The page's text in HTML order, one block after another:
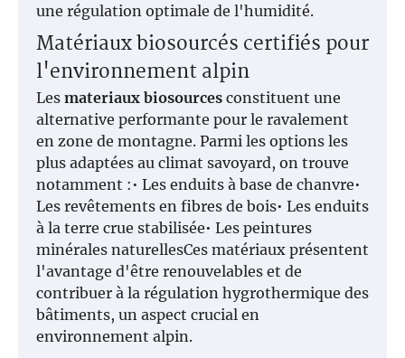
une régulation optimale de l'humidité.
Matériaux biosourcés certifiés pour
l'environnement alpin
Les materiaux biosources constituent une
alternative performante pour le ravalement
en zone de montagne. Parmi les options les
plus adaptées au climat savoyard, on trouve
notamment :• Les enduits à base de chanvre•
Les revêtements en fibres de bois• Les enduits
à la terre crue stabilisée• Les peintures
minérales naturellesCes matériaux présentent
l'avantage d'être renouvelables et de
contribuer à la régulation hygrothermique des
bâtiments, un aspect crucial en
environnement alpin.